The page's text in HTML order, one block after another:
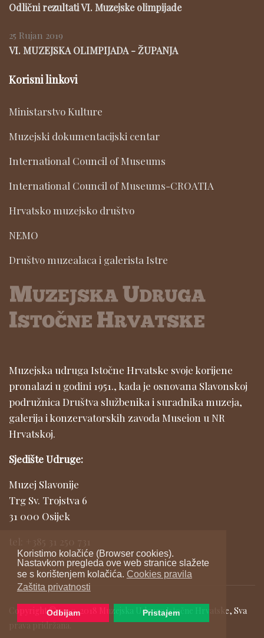
Koristimo kolačiće (Browser cookies).
Nastavkom pregleda ove web stranice slažete
se s korištenjem kolačića. Cookies pravila
Zaštita privatnosti
Odbijam Pristajem
Odlični rezultati VI. Muzejske olimpijade
25 Rujan 2019
VI. MUZEJSKA OLIMPIJADA - ŽUPANJA
Korisni linkovi
Ministarstvo Kulture
Muzejski dokumentacijski centar
International Council of Museums
International Council of Museums-CROATIA
Hrvatsko muzejsko društvo
NEMO
Društvo muzealaca i galerista Istre
Muzejska udruga Istočne Hrvatske svoje korijene
pronalazi u godini 1951., kada je osnovana Slavonskoj
podružnica Društva službenika i suradnika muzeja,
galerija i konzervatorskih zavoda Museion u NR
Hrvatskoj.
Sjedište Udruge:
Muzej Slavonije
Trg Sv. Trojstva 6
31 000 Osijek
Copyright © 2010-2018 Muzejska Udruga Istočne Hrvatske, Sva
prava pridržana.